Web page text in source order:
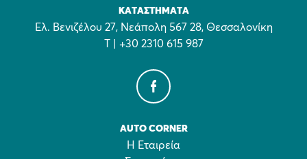
ΚΑΤΑΣΤΉΜΑΤΑ
Ελ. Βενιζέλου 27, Νεάπολη 567 28, Θεσσαλονίκη
Τ | +30 2310 615 987
AUTO CORNER
Η Εταιρεία